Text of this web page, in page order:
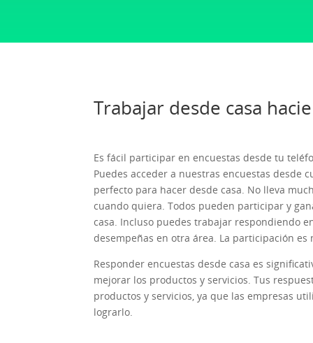
Trabajar desde casa
Es fácil participar en encuestas desde tu
Puedes acceder a nuestras encuestas desde
perfecto para hacer desde casa. No lleva
cuando quiera. Todos pueden participar y
casa. Incluso puedes trabajar respondiendo
desempeñas en otra área. La participación es
Responder encuestas desde casa es
mejorar los productos y servicios. Tus
productos y servicios, ya que las empresas
lograrlo.